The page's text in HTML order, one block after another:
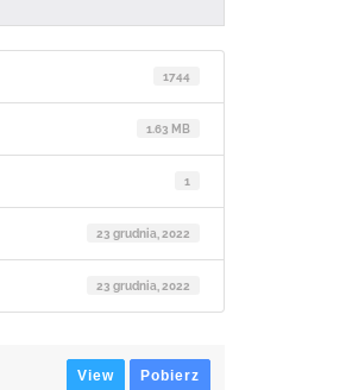
1744
1.63 MB
1
23 grudnia, 2022
23 grudnia, 2022
View Pobierz